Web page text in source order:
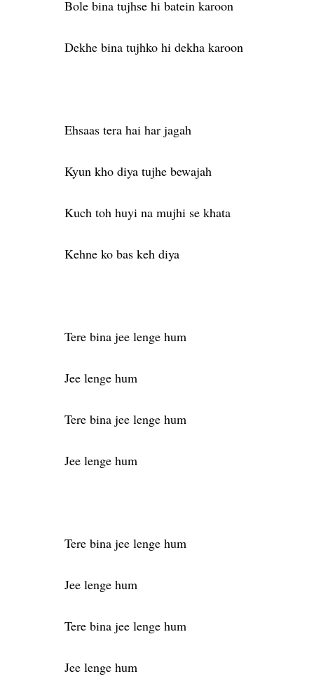
Bole bina tujhse hi batein karoon
Dekhe bina tujhko hi dekha karoon
Ehsaas tera hai har jagah
Kyun kho diya tujhe bewajah
Kuch toh huyi na mujhi se khata
Kehne ko bas keh diya
Tere bina jee lenge hum
Jee lenge hum
Tere bina jee lenge hum
Jee lenge hum
Tere bina jee lenge hum
Jee lenge hum
Tere bina jee lenge hum
Jee lenge hum